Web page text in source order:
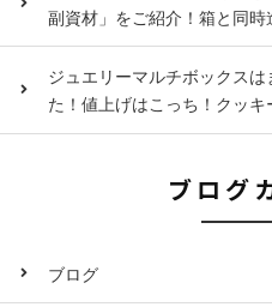
副資材」をご紹介！箱と同時
ジュエリーマルチボックス
た！値上げはこっち！クッキ
ブログ
ブログ